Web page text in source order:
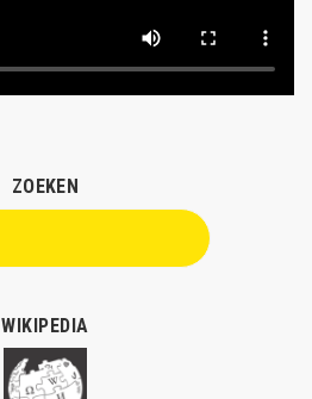
ZOEKEN
WIKIPEDIA